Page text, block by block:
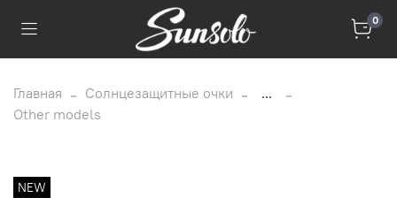
0
Главная Солнцезащитные очки
...
Other models
NEW